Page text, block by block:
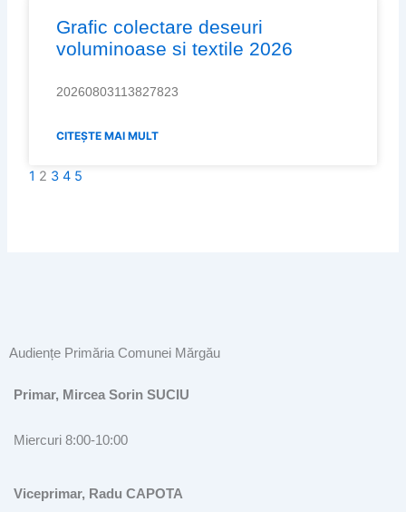
Grafic colectare deseuri
voluminoase si textile 2026
20260803113827823
CITEȘTE MAI MULT
1 2 3 4 5
Audiențe Primăria Comunei Mărgău
Primar, Mircea Sorin SUCIU
Miercuri 8:00-10:00
Viceprimar, Radu CAPOTA